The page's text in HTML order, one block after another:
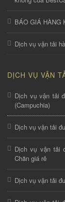
BÁO GIÁ HÀNG
Dịch vụ vận tải
DỊCH VỤ VẬN
Dịch vụ vận tải
(Campuchia)
Dịch vụ vận tải
Dịch vụ vận tải
Chăn giá rẻ
Dịch vụ vận tải